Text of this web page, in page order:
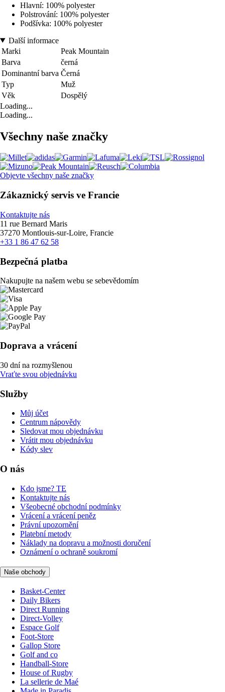
Hlavní: 100% polyester
Polstrování: 100% polyester
Podšívka: 100% polyester
Další informace
Marki
Peak Mountain
Barva
černá
Dominantní barva Černá
Typ
Muž
Věk
Dospělý
Loading...
Loading...
Všechny naše značky
Objevte všechny naše značky
Zákaznický servis ve Francie
Kontaktujte nás
11 rue Bernard Maris
37270 Montlouis-sur-Loire, Francie
+33 1 86 47 62 58
Bezpečná platba
Nakupujte na našem webu se sebevědomím
Doprava a vrácení
30 dní na rozmyšlenou
Vraťte svou objednávku
Služby
Můj účet
Centrum nápovědy
Sledovat mou objednávku
Vrátit mou objednávku
Kódy slev
O nás
Kdo jsme? TE
Kontaktujte nás
Všeobecné obchodní podmínky
Vrácení a vrácení peněz
Právní upozornění
Platební metody
Náklady na dopravu a možnosti doručení
Oznámení o ochraně soukromí
Naše obchody
Basket-Center
Daily Bikers
Direct Running
Direct-Volley
Espace Golf
Foot-Store
Gallop Store
Golf and co
Handball-Store
House of Rugby
La sellerie de Maé